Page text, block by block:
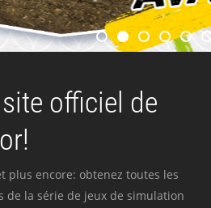
officiel de
plus encore: obtenez toutes les
la série de jeux de simulation